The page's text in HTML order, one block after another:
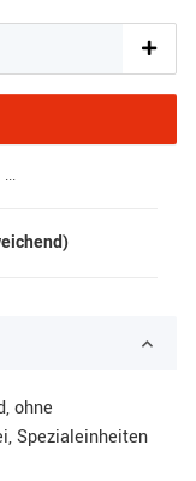
ohne
Spezialeinheiten